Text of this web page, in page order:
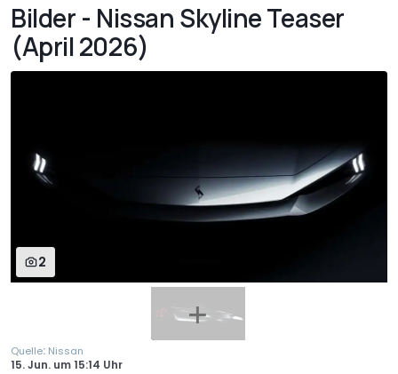
Bilder - Nissan Skyline Teaser
(April 2026)
2
Quelle: Nissan
15. Jun. um15:14 Uhr